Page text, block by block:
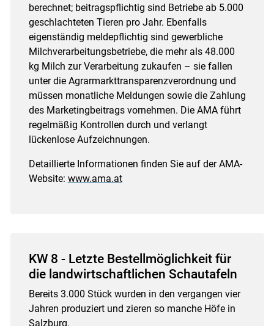
berechnet; beitragspflichtig sind Betriebe ab 5.000
geschlachteten Tieren pro Jahr. Ebenfalls
eigenständig meldepflichtig sind gewerbliche
Milchverarbeitungsbetriebe, die mehr als 48.000
kg Milch zur Verarbeitung zukaufen – sie fallen
unter die Agrarmarkttransparenzverordnung und
müssen monatliche Meldungen sowie die Zahlung
des Marketingbeitrags vornehmen. Die AMA führt
regelmäßig Kontrollen durch und verlangt
lückenlose Aufzeichnungen.
Detaillierte Informationen finden Sie auf der AMA-
Website: www.ama.at
KW 8 - Letzte Bestellmöglichkeit für
die landwirtschaftlichen Schautafeln
Bereits 3.000 Stück wurden in den vergangen vier
Jahren produziert und zieren so manche Höfe in
Salzburg.